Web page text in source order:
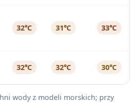
32℃ 31℃ 33℃
32℃ 32℃ 30℃
wody z modeli morskich; przy